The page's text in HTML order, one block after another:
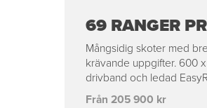
69 RANGER
Mångsidig skoter med
krävande uppgifter. 600
drivband och ledad
Från 205 900 kr